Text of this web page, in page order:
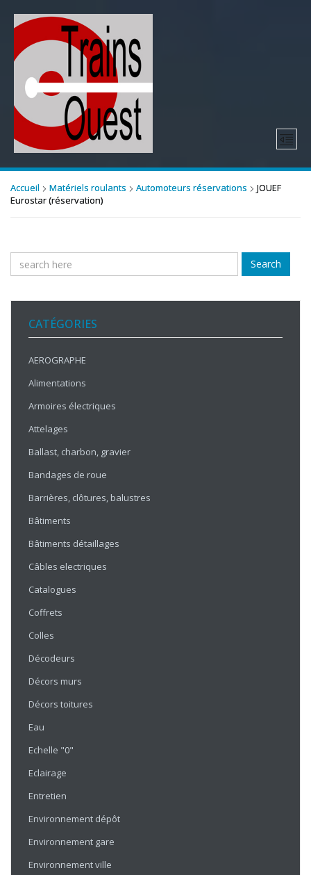
Accueil Matériels roulants Automoteurs réservations
JOUEF
Eurostar (réservation)
Search
CATÉGORIES
AEROGRAPHE
Alimentations
Armoires électriques
Attelages
Ballast, charbon, gravier
Bandages de roue
Barrières, clôtures, balustres
Bâtiments
Bâtiments détaillages
Câbles electriques
Catalogues
Coffrets
Colles
Décodeurs
Décors murs
Décors toitures
Eau
Echelle "0"
Eclairage
Entretien
Environnement dépôt
Environnement gare
Environnement ville